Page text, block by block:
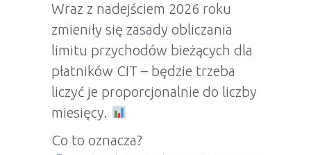
Wraz z nadejściem 2026 roku
zmieniły się zasady obliczania
limitu przychodów bieżących dla
płatników CIT – będzie trzeba
liczyć je proporcjonalnie do liczby
miesięcy.
Co to oznacza?